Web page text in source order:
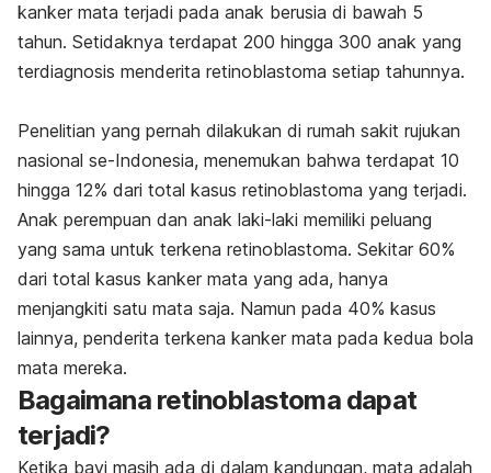
kanker mata terjadi pada anak berusia di bawah 5
tahun. Setidaknya terdapat 200 hingga 300 anak yang
terdiagnosis menderita retinoblastoma setiap tahunnya.
Penelitian yang pernah dilakukan di rumah sakit rujukan
nasional se-Indonesia, menemukan bahwa terdapat 10
hingga 12% dari total kasus retinoblastoma yang terjadi.
Anak perempuan dan anak laki-laki memiliki peluang
yang sama untuk terkena retinoblastoma. Sekitar 60%
dari total kasus kanker mata yang ada, hanya
menjangkiti satu mata saja. Namun pada 40% kasus
lainnya, penderita terkena kanker mata pada kedua bola
mata mereka.
Bagaimana retinoblastoma dapat
terjadi?
Ketika bayi masih ada di dalam kandungan, mata adalah